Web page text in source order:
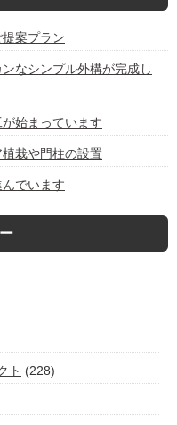
案プラン
なシンプル外構が完成し
始まっています
栽や門柱の設置
でいます
ト (228)